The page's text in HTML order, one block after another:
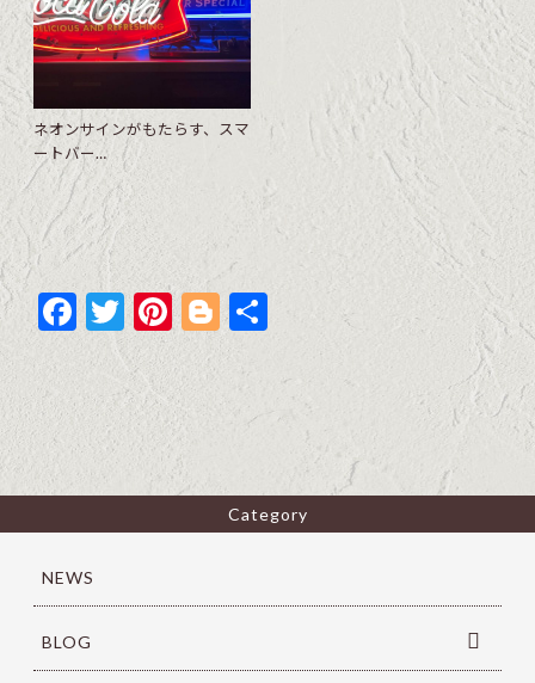
ネオンサインがもたらす、スマ
ートバー…
F
ac
e
b
o
o
k
T
w
itt
er
Pi
nt
er
es
t
Bl
o
g
g
Category
NEWS
BLOG